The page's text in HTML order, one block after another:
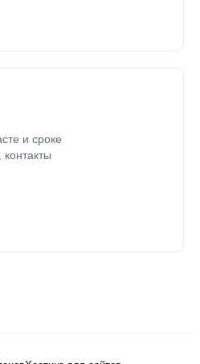
и сроке